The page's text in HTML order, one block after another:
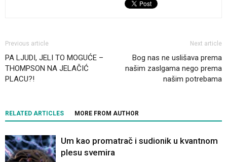
Previous article
PA LJUDI, JELI TO MOGUĆE –
THOMPSON NA JELAČIĆ
PLACU?!
Next article
Bog nas ne uslišava prema
našim zaslgama nego prema
našim potrebama
RELATED ARTICLES MORE FROM AUTHOR
Um kao promatrač i sudionik u kvantnom
plesu svemira